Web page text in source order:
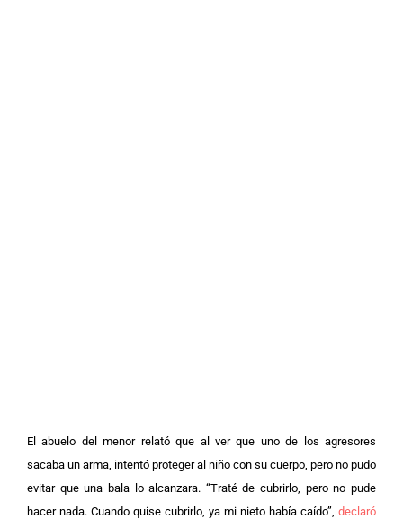
El abuelo del menor relató que al ver que uno de los agresores
sacaba un arma, intentó proteger al niño con su cuerpo, pero no pudo
evitar que una bala lo alcanzara. “Traté de cubrirlo, pero no pude
hacer nada. Cuando quise cubrirlo, ya mi nieto había caído”, declaró